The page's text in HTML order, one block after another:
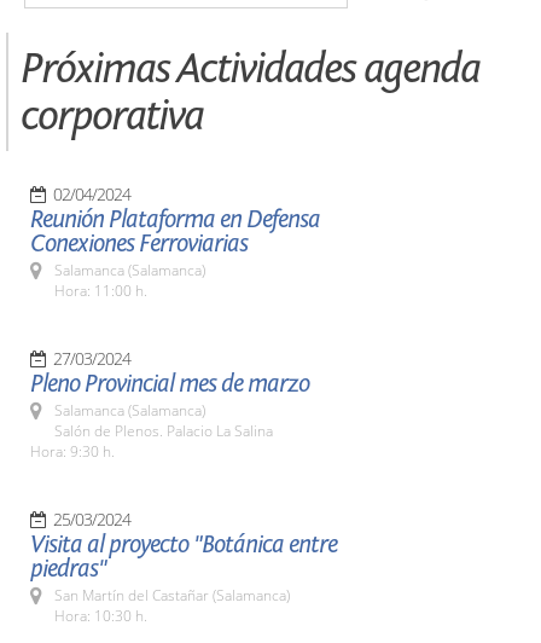
Próximas Actividades agenda
corporativa
02/04/2024
Reunión Plataforma en Defensa
Conexiones Ferroviarias
Salamanca (Salamanca)
Hora: 11:00 h.
27/03/2024
Pleno Provincial mes de marzo
Salamanca (Salamanca)
Salón de Plenos. Palacio La Salina
Hora: 9:30 h.
25/03/2024
Visita al proyecto "Botánica entre
piedras"
San Martín del Castañar (Salamanca)
Hora: 10:30 h.